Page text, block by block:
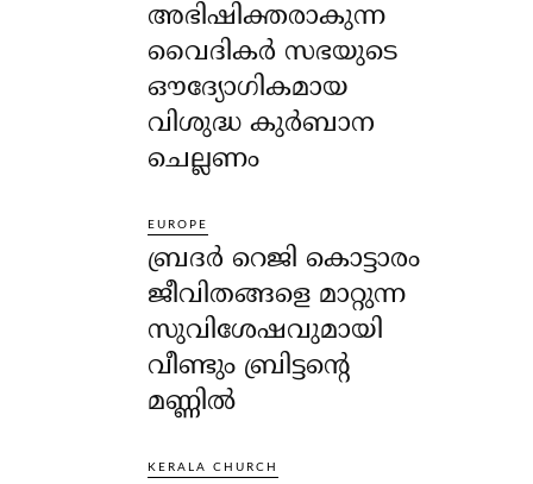
അഭിഷിക്തരാകുന്ന
വൈദികർ സഭയുടെ
ഔദ്യോഗികമായ
വിശുദ്ധ കുർബാന
ചെല്ലണം
EUROPE
ബ്രദർ റെജി കൊട്ടാരം
ജീവിതങ്ങളെ മാറ്റുന്ന
സുവിശേഷവുമായി
വീണ്ടും ബ്രിട്ടന്റെ
മണ്ണിൽ
KERALA CHURCH